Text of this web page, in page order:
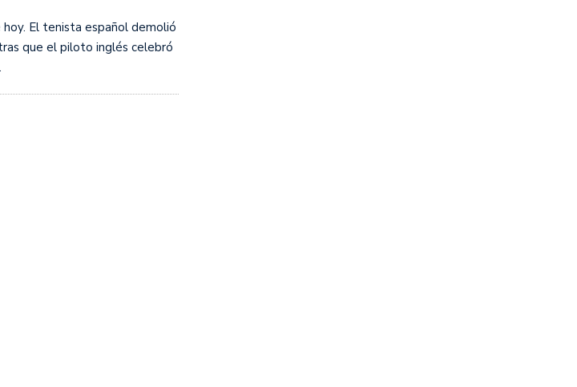
El tenista español demolió
que el piloto inglés celebró